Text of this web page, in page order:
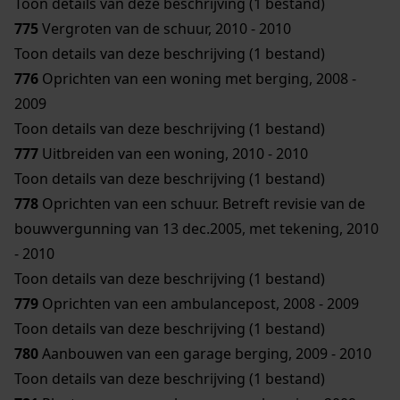
775Vergroten van de schuur, 2010 - 2010
Toon details van deze beschrijving (1 bestand)
776 Oprichten van een woning met berging, 2008 -
2009
Toon details van deze beschrijving (1 bestand)
777 Uitbreiden van een woning, 2010 - 2010
Toon details van deze beschrijving (1 bestand)
778 Oprichten van een schuur. Betreft revisie van de
bouwvergunning van 13 dec.2005, met tekening, 2010
- 2010
Toon details van deze beschrijving (1 bestand)
779 Oprichten van een ambulancepost, 2008 - 2009
Toon details van deze beschrijving (1 bestand)
780Aanbouwen van een garage berging, 2009 - 2010
Toon details van deze beschrijving (1 bestand)